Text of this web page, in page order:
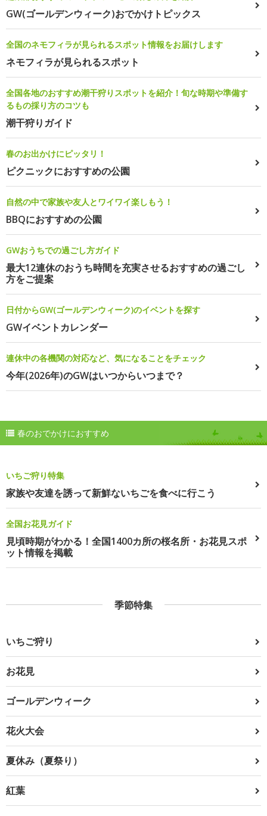
GW(ゴールデンウィーク)おでかけトピックス
全国のネモフィラが見られるスポット情報をお届けします
ネモフィラが見られるスポット
全国各地のおすすめ潮干狩りスポットを紹介！旬な時期や準備す
るもの採り方のコツも
潮干狩りガイド
春のお出かけにピッタリ！
ピクニックにおすすめの公園
自然の中で家族や友人とワイワイ楽しもう！
BBQにおすすめの公園
GWおうちでの過ごし方ガイド
最大12連休のおうち時間を充実させるおすすめの過ごし
方をご提案
日付からGW(ゴールデンウィーク)のイベントを探す
GWイベントカレンダー
連休中の各機関の対応など、気になることをチェック
今年(2026年)のGWはいつからいつまで？
春のおでかけにおすすめ
いちご狩り特集
家族や友達を誘って新鮮ないちごを食べに行こう
全国お花見ガイド
見頃時期がわかる！全国1400カ所の桜名所・お花見スポ
ット情報を掲載
季節特集
いちご狩り
お花見
ゴールデンウィーク
花火大会
夏休み（夏祭り）
紅葉